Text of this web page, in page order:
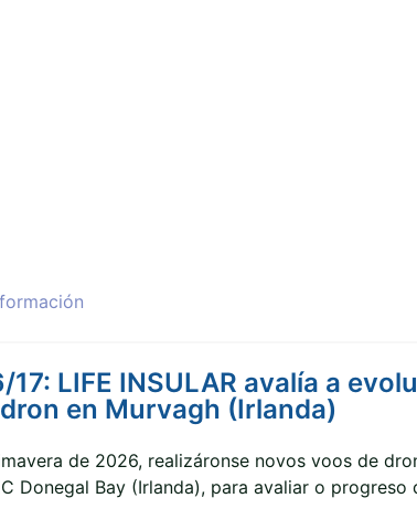
LIFE INSULAR avalía a
en Murvagh (Irlanda)
de 2026, realizáronse novos voos de
Donegal Bay (Irlanda), para avaliar o progreso